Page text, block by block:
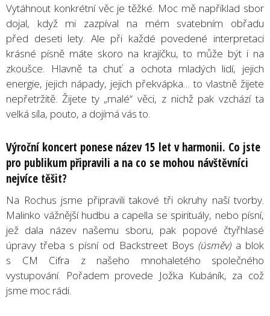
Vytáhnout konkrétní věc je těžké. Moc mě například sbor
dojal, když mi zazpíval na mém svatebním obřadu
před deseti lety. Ale při každé povedené interpretaci
krásné písně máte skoro na krajíčku, to může být i na
zkoušce. Hlavně ta chuť a ochota mladých lidí, jejich
energie, jejich nápady, jejich překvápka… to vlastně žijete
nepřetržitě. Žijete ty „malé“ věci, z nichž pak vzchází ta
velká síla, pouto, a dojímá vás to.
Výroční koncert ponese název 15 let v harmonii. Co jste
pro publikum připravili a na co se mohou návštěvníci
nejvíce těšit?
Na Rochus jsme připravili takové tři okruhy naší tvorby.
Malinko vážnější hudbu a capella se spirituály, nebo písní,
jež dala název našemu sboru, pak popové čtyřhlasé
úpravy třeba s písní od Backstreet Boys (úsměv)a blok
s CM Cifra z našeho mnohaletého společného
vystupování. Pořadem provede Jožka Kubáník, za což
jsme moc rádi.